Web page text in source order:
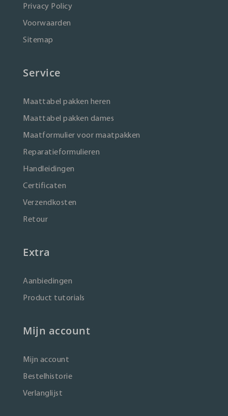
Privacy Policy
Voorwaarden
Sitemap
Service
Maattabel pakken heren
Maattabel pakken dames
Maatformulier voor maatpakken
Reparatieformulieren
Handleidingen
Certificaten
Verzendkosten
Retour
Extra
Aanbiedingen
Product tutorials
Mijn account
Mijn account
Bestelhistorie
Verlanglijst